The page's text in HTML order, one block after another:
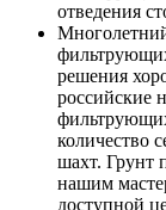
отведения
решения
российские
количество
шахт. Грунт
нашим
доступной